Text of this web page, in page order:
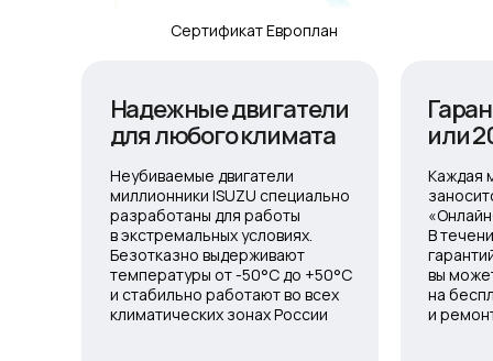
Сертификат Европлан
Надежные двигатели
для любого климата
Неубиваемые двигатели
миллионники ISUZU специально
разработаны для работы
в экстремальных условиях.
Безотказно выдерживают
температуры от -50°C до +50°C
и стабильно работают во всех
климатических зонах России
или
Каждая
В
вы
на
и